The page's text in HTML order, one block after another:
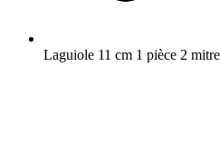
Laguiole 11 cm 1 pièce 2